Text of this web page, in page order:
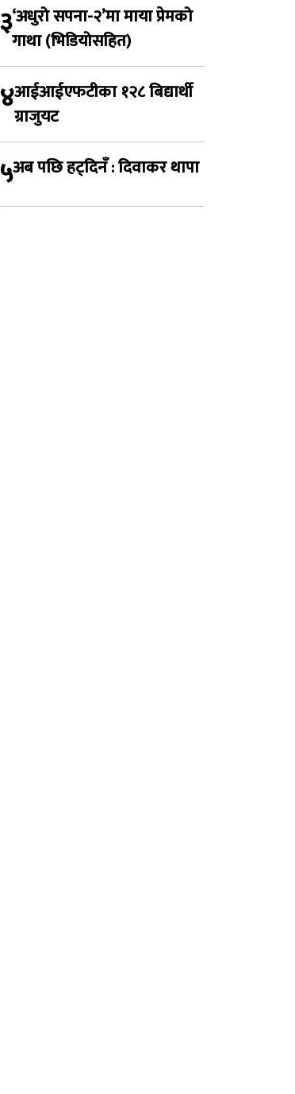
३‘अधुरो सपना-२’मा माया प्रेमको
गाथा (भिडियोसहित)
४आईआईएफटीका १२८ बिद्यार्थी
ग्राजुयट
५अब पछि हट्दिनँ : दिवाकर थापा